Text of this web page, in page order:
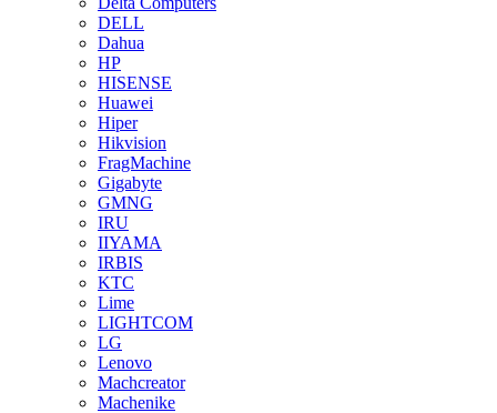
DELL
Dahua
HP
HISENSE
Huawei
Hiper
Hikvision
FragMachine
Gigabyte
GMNG
IRU
IIYAMA
IRBIS
KTC
Lime
LIGHTCOM
LG
Lenovo
Machcreator
Machenike